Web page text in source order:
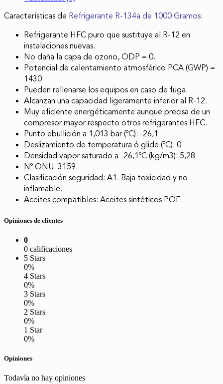
Características de Refrigerante R-134a de 1000 Gramos:
Refrigerante HFC puro que sustituye al R-12 en
instalaciones nuevas.
No daña la capa de ozono, ODP = 0.
Potencial de calentamiento atmosférico PCA (GWP) =
1430
Pueden rellenarse los equipos en caso de fuga.
Alcanzan una capacidad ligeramente inferior al R-12.
Muy eficiente energéticamente aunque precisa de un
compresor mayor respecto otros refrigerantes HFC.
Punto ebullición a 1,013 bar (ºC): -26,1
Deslizamiento de temperatura ó glide (ºC): 0
Densidad vapor saturado a -26,1ºC (kg/m3): 5,28
Nº ONU: 3159
Clasificación seguridad: A1. Baja toxicidad y no
inflamable.
Aceites compatibles: Aceites sintéticos POE.
Opiniones de clientes
0
0 calificaciones
5 Stars
0%
4 Stars
0%
3 Stars
0%
2 Stars
0%
1 Star
0%
Opiniones
Todavía no hay opiniones